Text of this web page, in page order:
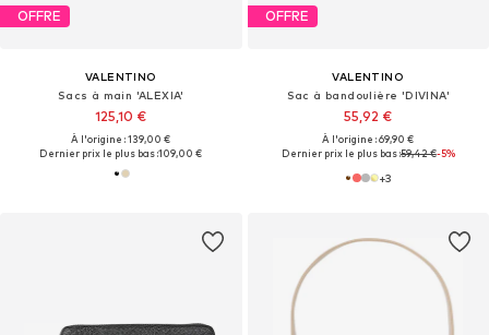
OFFRE
VALENTINO
Sacs à main 'ALEXIA'
125,10 €
À l'origine : 139,00 €
Dernier prix le plus bas :109,00 €
OFFRE
VALENTINO
Sac à bandoulière 'DIVINA'
55,92 €
À l'origine : 69,90 €
Dernier prix le plus bas :59,42 €-5%
+3